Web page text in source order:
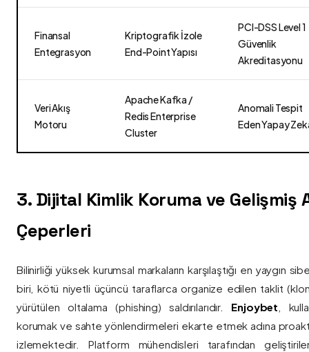
Finansal
Entegrasyon
Kriptografik İzole
End-Point Yapısı
PCI-DSS Level 1
Güvenlik
Akreditasyonu
Veri Akış
Motoru
Apache Kafka /
Redis Enterprise
Cluster
Anomali Tespit
Eden Yapay
3. Dijital Kimlik Koruma ve Gelişmiş
Çeperleri
Bilinirliği yüksek kurumsal markaların karşılaştığı en yaygın
biri, kötü niyetli üçüncü taraflarca organize edilen taklit
yürütülen oltalama (phishing) saldırılarıdır. Enjoybet ,
korumak ve sahte yönlendirmeleri ekarte etmek adına
izlemektedir. Platform mühendisleri tarafından